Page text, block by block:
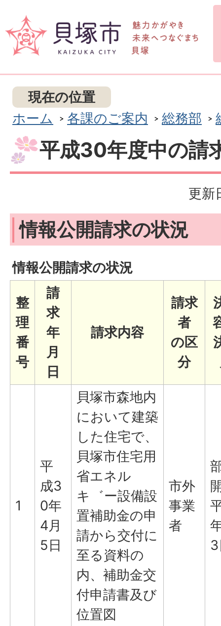
現在の位置
ホーム
各課のご案内 総務部
平成30年度中の請
更新
情報公開請求の状況
情報公開請求の状況
整
理
番
号
請
求
年
月
日
請求内容
請求
者
の区
分
1
平
成3
0年
4月
5日
貝塚市森地内
において建築
した住宅で、
貝塚市住宅用
省エネル
キ゛ー設備設
置補助金の申
請から交付に
至る資料の
内、補助金交
付申請書及び
位置図
市外
事業
者